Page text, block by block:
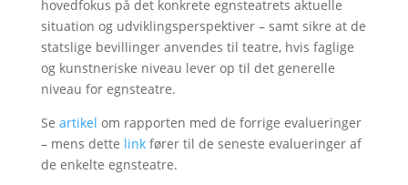
hovedfokus på det konkrete egnsteatrets aktuelle
situation og udviklingsperspektiver – samt sikre at de
statslige bevillinger anvendes til teatre, hvis faglige
og kunstneriske niveau lever op til det generelle
niveau for egnsteatre.
Se artikel om rapporten med de forrige evalueringer
– mens dette linkfører til de seneste evalueringer af
de enkelte egnsteatre.